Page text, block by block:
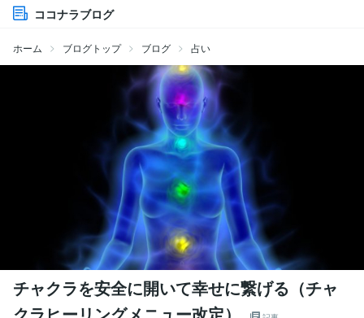
ココナラブログ
ホーム ブログトップ ブログ 占い
チャクラを安全に開いて幸せに繋げる（チャ